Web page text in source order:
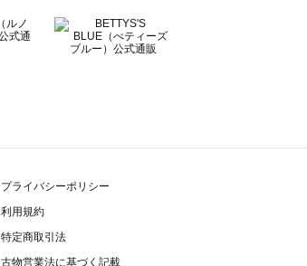
プライバシーポリシー
利用規約
特定商取引法
古物営業法に基づく記載